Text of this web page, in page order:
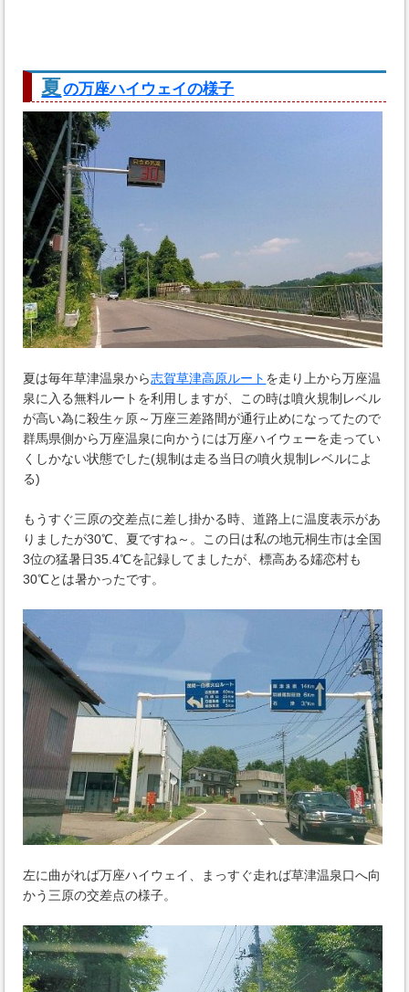
夏の万座ハイウェイの様子
夏は毎年草津温泉から志賀草津高原ルート を走り上から万座温
泉に入る無料ルートを利用しますが、この時は噴火規制レベル
が高い為に殺生ヶ原～万座三差路間が通行止めになってたので
群馬県側から万座温泉に向かうには万座ハイウェーを走ってい
くしかない状態でした(規制は走る当日の噴火規制レベルによ
る)
もうすぐ三原の交差点に差し掛かる時、道路上に温度表示があ
りましたが30℃、夏ですね～。この日は私の地元桐生市は全国
3位の猛暑日35.4℃を記録してましたが、標高ある嬬恋村も
30℃とは暑かったです。
左に曲がれば万座ハイウェイ、まっすぐ走れば草津温泉口へ向
かう三原の交差点の様子。